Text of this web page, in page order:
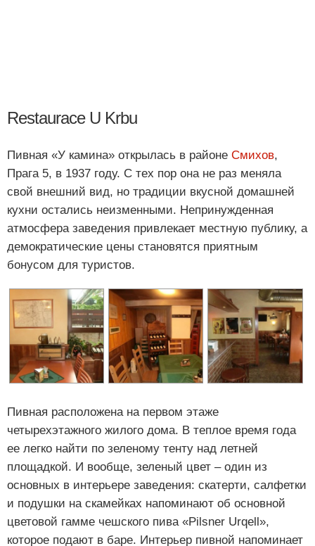
Restaurace U Krbu
Пивная «У камина» открылась в районе Смихов,
Прага 5, в 1937 году. С тех пор она не раз меняла
свой внешний вид, но традиции вкусной домашней
кухни остались неизменными. Непринужденная
атмосфера заведения привлекает местную публику, а
демократические цены становятся приятным
бонусом для туристов.
Пивная расположена на первом этаже
четырехэтажного жилого дома. В теплое время года
ее легко найти по зеленому тенту над летней
площадкой. И вообще, зеленый цвет – один из
основных в интерьере заведения: скатерти, салфетки
и подушки на скамейках напоминают об основной
цветовой гамме чешского пива «Pilsner Urqell»,
которое подают в баре. Интерьер пивной напоминает